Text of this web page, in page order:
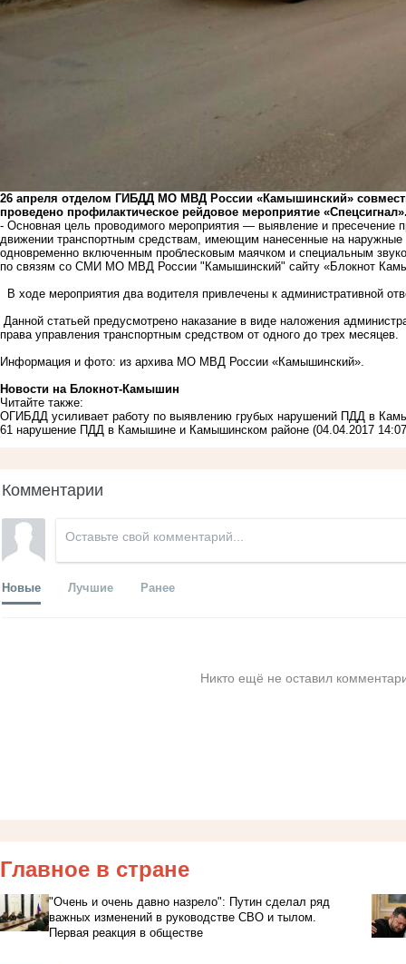
26 апреля отделом ГИБДД МО МВД России «Камышинский»
проведено профилактическое рейдовое мероприятие
- Основная цель проводимого мероприятия — выявление и
движении транспортным средствам, имеющим нанесенные на наружные
одновременно включенным проблесковым маячком и специальным
по связям со СМИ МО МВД России "Камышинский" сайту «Блокнот
В ходе мероприятия два водителя привлечены к административной
Данной статьей предусмотрено наказание в виде наложения
права управления транспортным средством от одного до трех месяцев.
Информация и фото: из архива МО МВД России «Камышинский».
Новости на Блoкнoт-Камышин
Читайте также:
ОГИБДД усиливает работу по выявлению грубых нарушений ПДД в
61 нарушение ПДД в Камышине и Камышинском районе (04.04.2017
Комментарии
Новые Лучшие Ранее
Никто ещё не оставил
Главное в стране
"Очень и очень давно назрело": Путин сделал ряд
важных изменений в руководстве СВО и тылом.
Первая реакция в обществе